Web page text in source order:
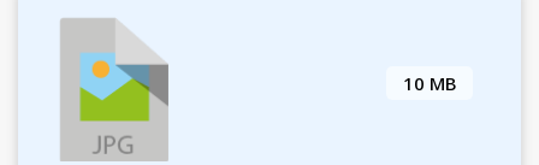
10 MB